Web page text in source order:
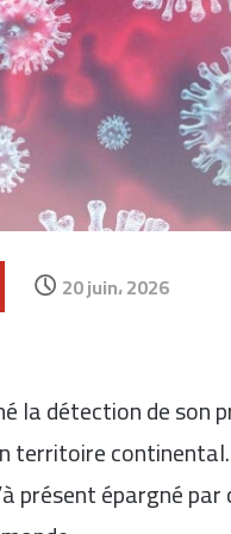
20 juin، 2026
la détection de
territoire
présent épargné